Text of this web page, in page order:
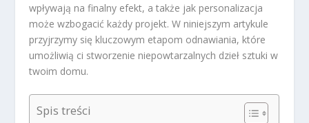
wpływają na finalny efekt, a także jak personalizacja
może wzbogacić każdy projekt. W niniejszym artykule
przyjrzymy się kluczowym etapom odnawiania, które
umożliwią ci stworzenie niepowtarzalnych dzieł sztuki w
twoim domu.
Spis treści